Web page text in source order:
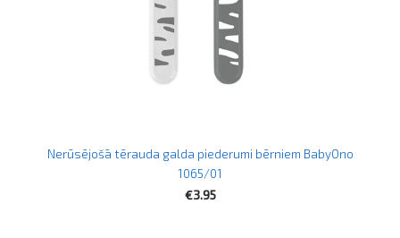
Nerūsējošā tērauda galda piederumi bērniem BabyOno
1065/01
€3.95